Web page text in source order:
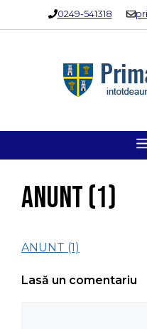
0249-541318
ANUNT (1)
ANUNT (1)
Lasă un comentariu